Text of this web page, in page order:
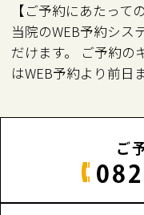
【ご予約にあたって
当院のWEB予約シス
だけます。 ご予約の
はWEB予約より前日
ご